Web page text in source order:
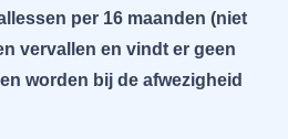
per 16 maanden (niet
vervallen en vindt er geen
worden bij de afwezigheid